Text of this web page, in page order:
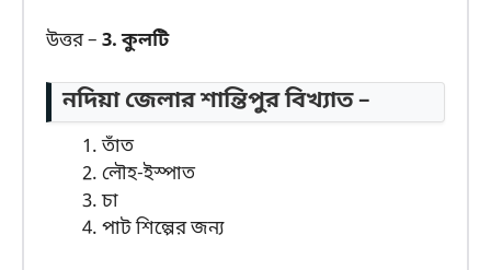
উত্তর – 3. কুলটি
নদিয়া জেলার শান্তিপুর বিখ্যাত –
তাঁত
লৌহ-ইস্পাত
চা
পাট শিল্পের জন্য